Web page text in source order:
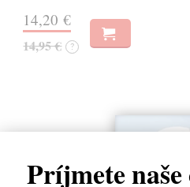
Príjmete naše
14,20 €
14,95 € ?